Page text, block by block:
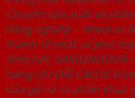
Chuyên sản xuất và
công nghiêp – Nhựa và
thành rẻ nhất và phù
Trên hết,
hàng ƯU ĐÃI CAO đi
cửa gỗ và cả phân khúc